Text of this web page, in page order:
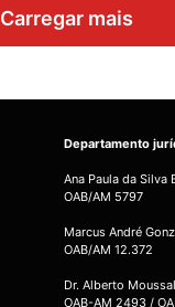
Carregar mais
Departamento
Ana Paula da Silva
OAB/AM 5797
Marcus André
OAB/AM 12.372
Dr. Alberto
OAB-AM 2493 /